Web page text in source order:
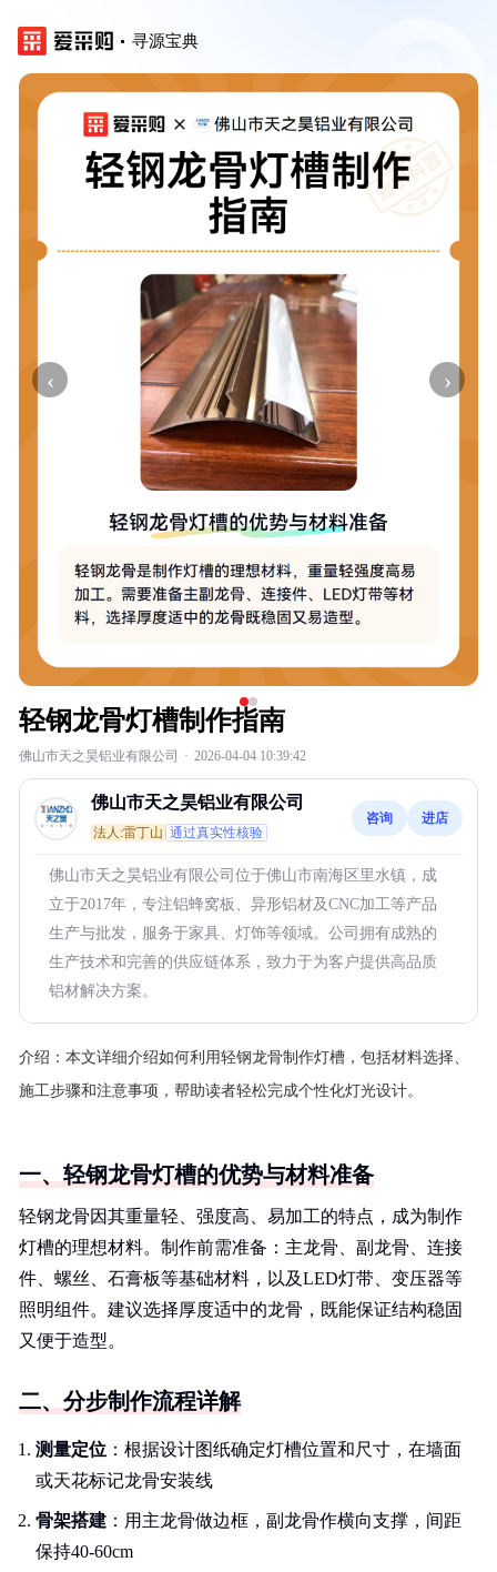
寻源宝典
‹ ›
轻钢龙骨灯槽制作指南
佛山市天之昊铝业有限公司 · 2026-04-04 10:39:42
佛山市天之昊铝业有限公司
法人:雷丁山 通过真实性核验
咨询 进店
佛山市天之昊铝业有限公司位于佛山市南海区里水镇，成
立于2017年，专注铝蜂窝板、异形铝材及CNC加工等产品
生产与批发，服务于家具、灯饰等领域。公司拥有成熟的
生产技术和完善的供应链体系，致力于为客户提供高品质
铝材解决方案。
介绍： 本文详细介绍如何利用轻钢龙骨制作灯槽，包括材料选择、
施工步骤和注意事项，帮助读者轻松完成个性化灯光设计。
一、轻钢龙骨灯槽的优势与材料准备
轻钢龙骨因其重量轻、强度高、易加工的特点，成为制作
灯槽的理想材料。制作前需准备：主龙骨、副龙骨、连接
件、螺丝、石膏板等基础材料，以及LED灯带、变压器等
照明组件。建议选择厚度适中的龙骨，既能保证结构稳固
又便于造型。
二、分步制作流程详解
测量定位 ：根据设计图纸确定灯槽位置和尺寸，在墙面
或天花标记龙骨安装线
骨架搭建 ：用主龙骨做边框，副龙骨作横向支撑，间距
保持40-60cm